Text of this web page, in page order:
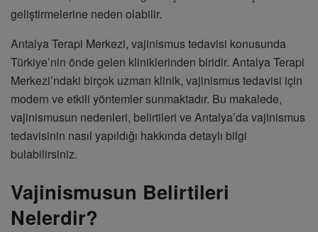
geliştirmelerine neden olabilir.
Antalya Terapi Merkezi, vajinismus tedavisi konusunda
Türkiye’nin önde gelen kliniklerinden biridir. Antalya Terapi
Merkezi’ndaki birçok uzman klinik, vajinismus tedavisi için
modern ve etkili yöntemler sunmaktadır. Bu makalede,
vajinismusun nedenleri, belirtileri ve Antalya’da vajinismus
tedavisinin nasıl yapıldığı hakkında detaylı bilgi
bulabilirsiniz.
Vajinismusun Belirtileri
Nelerdir?